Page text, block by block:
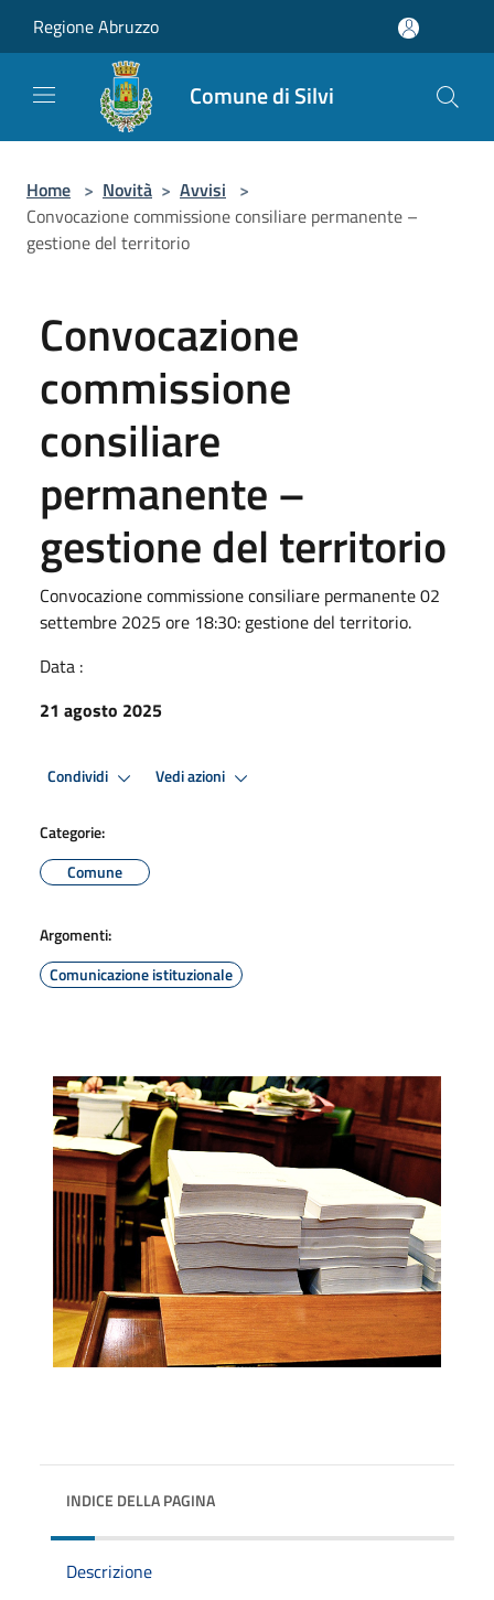
Regione Abruzzo
Comune di Silvi
Home > Novità > Avvisi >
Convocazione commissione consiliare permanente –
gestione del territorio
Convocazione
commissione
consiliare
permanente –
gestione del territorio
Convocazione commissione consiliare permanente 02
settembre 2025 ore 18:30: gestione del territorio.
Data :
21 agosto 2025
Condividi Vedi azioni
Categorie:
Comune
Argomenti:
Comunicazione istituzionale
INDICE DELLA PAGINA
Descrizione